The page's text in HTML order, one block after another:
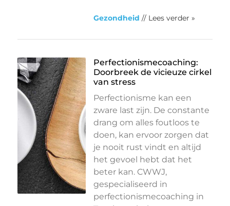
Gezondheid // Lees verder »
Perfectionismecoaching:
Doorbreek de vicieuze cirkel
van stress
Perfectionisme kan een
zware last zijn. De constante
drang om alles foutloos te
doen, kan ervoor zorgen dat
je nooit rust vindt en altijd
het gevoel hebt dat het
beter kan. CWWJ,
gespecialiseerd in
perfectionismecoaching in